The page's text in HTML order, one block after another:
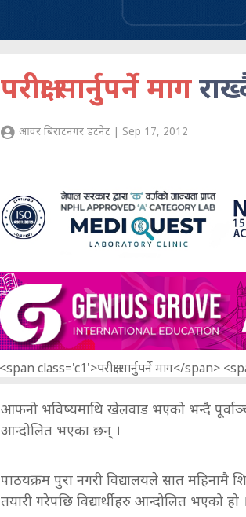
परीक्षा सार्नुपर्ने माग
आवर बिराटनगर डटनेट | Sep 17, 2012
आफनो भविष्यमाथि खेलवाड भएको भन्दै
आन्दोलित भएका छन् ।
पाठयक्रम पुरा नगरी विद्यालयले सात महिनामै
तयारी गरेपछि विद्यार्थीहरु आन्दोलित भएको हो ।